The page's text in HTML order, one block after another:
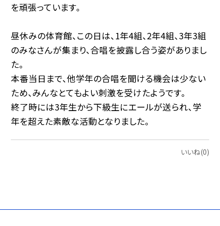
を頑張っています。
昼休みの体育館、この日は、1年4組、2年4組、3年3組
のみなさんが集まり、合唱を披露し合う姿がありまし
た。
本番当日まで、他学年の合唱を聞ける機会は少ない
ため、みんなとてもよい刺激を受けたようです。
終了時には3年生から下級生にエールが送られ、学
年を超えた素敵な活動となりました。
いいね(0)